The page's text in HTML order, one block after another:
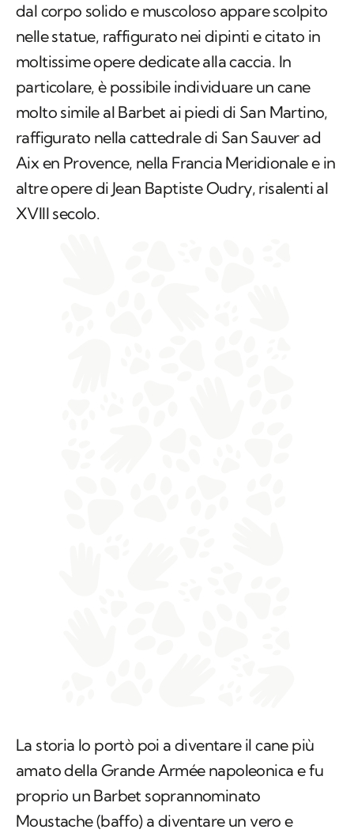
dal corpo solido e muscoloso appare scolpito
nelle statue, raffigurato nei dipinti e citato in
moltissime opere dedicate alla caccia. In
particolare, è possibile individuare un cane
molto simile al Barbet ai piedi di San Martino,
raffigurato nella cattedrale di San Sauver ad
Aix en Provence, nella Francia Meridionale e in
altre opere di Jean Baptiste Oudry, risalenti al
XVIII secolo.
La storia lo portò poi a diventare il cane più
amato della Grande Armée napoleonica e fu
proprio un Barbet soprannominato
Moustache (baffo) a diventare un vero e